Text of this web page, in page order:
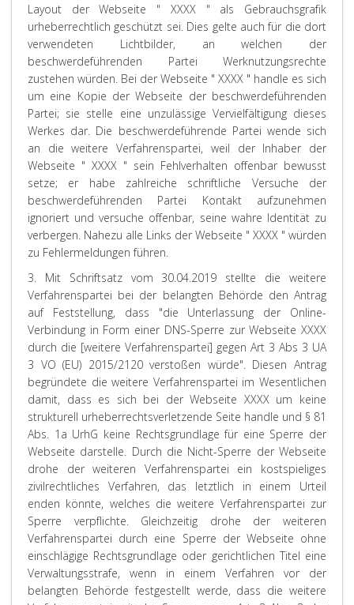
Layout der Webseite " XXXX " als Gebrauchsgrafik
urheberrechtlich geschützt sei. Dies gelte auch für die dort
verwendeten Lichtbilder, an welchen der
beschwerdeführenden Partei Werknutzungsrechte
zustehen würden. Bei der Webseite " XXXX " handle es sich
um eine Kopie der Webseite der beschwerdeführenden
Partei; sie stelle eine unzulässige Vervielfältigung dieses
Werkes dar. Die beschwerdeführende Partei wende sich
an die weitere Verfahrenspartei, weil der Inhaber der
Webseite " XXXX " sein Fehlverhalten offenbar bewusst
setze; er habe zahlreiche schriftliche Versuche der
beschwerdeführenden Partei Kontakt aufzunehmen
ignoriert und versuche offenbar, seine wahre Identität zu
verbergen. Nahezu alle Links der Webseite " XXXX " würden
zu Fehlermeldungen führen.
3. Mit Schriftsatz vom 30.04.2019 stellte die weitere
Verfahrenspartei bei der belangten Behörde den Antrag
auf Feststellung, dass "die Unterlassung der Online-
Verbindung in Form einer DNS-Sperre zur Webseite XXXX
durch die [weitere Verfahrenspartei] gegen Art 3 Abs 3 UA
3 VO (EU) 2015/2120 verstoßen würde". Diesen Antrag
begründete die weitere Verfahrenspartei im Wesentlichen
damit, dass es sich bei der Webseite XXXX um keine
strukturell urheberrechtsverletzende Seite handle und § 81
Abs. 1a UrhG keine Rechtsgrundlage für eine Sperre der
Webseite darstelle. Durch die Nicht-Sperre der Webseite
drohe der weiteren Verfahrenspartei ein kostspieliges
zivilrechtliches Verfahren, das letztlich in einem Urteil
enden könnte, welches die weitere Verfahrenspartei zur
Sperre verpflichte. Gleichzeitig drohe der weiteren
Verfahrenspartei durch eine Sperre der Webseite ohne
einschlägige Rechtsgrundlage oder gerichtlichen Titel eine
Verwaltungsstrafe, wenn in einem Verfahren vor der
belangten Behörde festgestellt werde, dass die weitere